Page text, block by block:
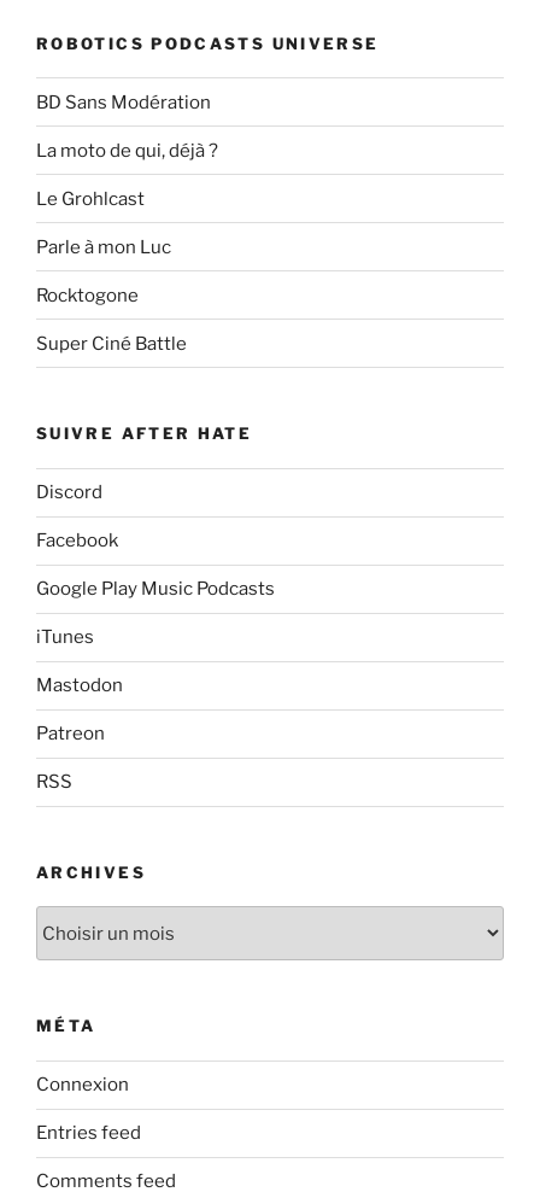
ROBOTICS PODCASTS UNIVERSE
BD Sans Modération
La moto de qui, déjà ?
Le Grohlcast
Parle à mon Luc
Rocktogone
Super Ciné Battle
SUIVRE AFTER HATE
Discord
Facebook
Google Play Music Podcasts
iTunes
Mastodon
Patreon
RSS
ARCHIVES
MÉTA
Connexion
Entries feed
Comments feed